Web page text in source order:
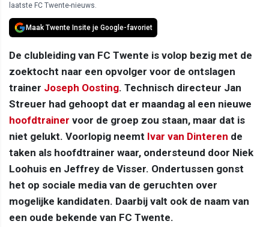
laatste FC Twente-nieuws.
Maak Twente Insite je Google-favoriet
De clubleiding van FC Twente is volop bezig met de
zoektocht naar een opvolger voor de ontslagen
trainer Joseph Oosting. Technisch directeur Jan
Streuer had gehoopt dat er maandag al een nieuwe
hoofdtrainer voor de groep zou staan, maar dat is
niet gelukt. Voorlopig neemt Ivar van Dinteren de
taken als hoofdtrainer waar, ondersteund door Niek
Loohuis en Jeffrey de Visser. Ondertussen gonst
het op sociale media van de geruchten over
mogelijke kandidaten. Daarbij valt ook de naam van
een oude bekende van FC Twente.